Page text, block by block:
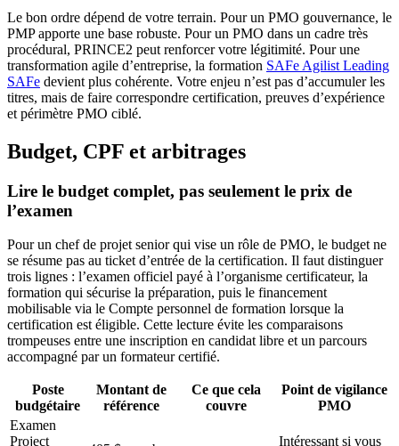
Le bon ordre dépend de votre terrain. Pour un PMO gouvernance, le
PMP apporte une base robuste. Pour un PMO dans un cadre très
procédural, PRINCE2 peut renforcer votre légitimité. Pour une
transformation agile d’entreprise, la formation SAFe Agilist Leading
SAFe devient plus cohérente. Votre enjeu n’est pas d’accumuler les
titres, mais de faire correspondre certification, preuves d’expérience
et périmètre PMO ciblé.
Budget, CPF et arbitrages
Lire le budget complet, pas seulement le prix de
l’examen
Pour un chef de projet senior qui vise un rôle de PMO, le budget ne
se résume pas au ticket d’entrée de la certification. Il faut distinguer
trois lignes : l’examen officiel payé à l’organisme certificateur, la
formation qui sécurise la préparation, puis le financement
mobilisable via le Compte personnel de formation lorsque la
certification est éligible. Cette lecture évite les comparaisons
trompeuses entre une inscription en candidat libre et un parcours
accompagné par un formateur certifié.
Poste
budgétaire
Montant de
référence
Ce que cela
couvre
Point de vigilance
PMO
Examen
Project
Intéressant si vous